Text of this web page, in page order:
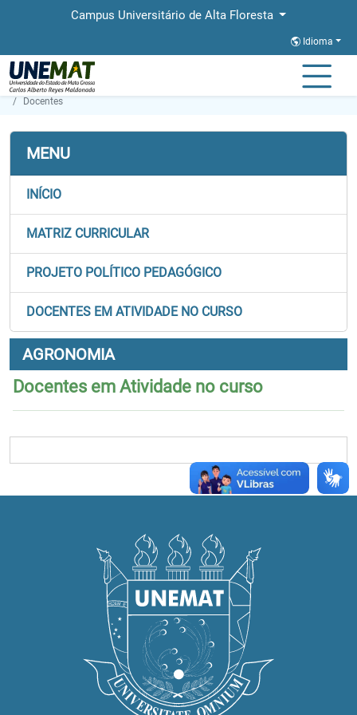
Campus Universitário de Alta Floresta
Idioma
Página Inicial
Agronomia
Docentes
MENU
INÍCIO
MATRIZ CURRICULAR
PROJETO POLÍTICO PEDAGÓGICO
DOCENTES EM ATIVIDADE NO CURSO
AGRONOMIA
Docentes em Atividade no curso